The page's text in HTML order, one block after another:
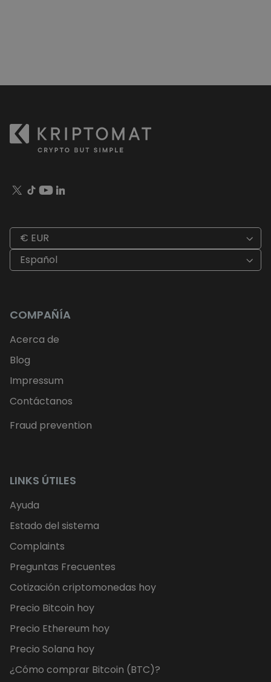
€ EUR
Español
COMPAÑÍA
Acerca de
Blog
Impressum
Contáctanos
Fraud prevention
LINKS ÚTILES
Ayuda
Estado del sistema
Complaints
Preguntas Frecuentes
Cotización criptomonedas hoy
Precio Bitcoin hoy
Precio Ethereum hoy
Precio Solana hoy
¿Cómo comprar Bitcoin (BTC)?